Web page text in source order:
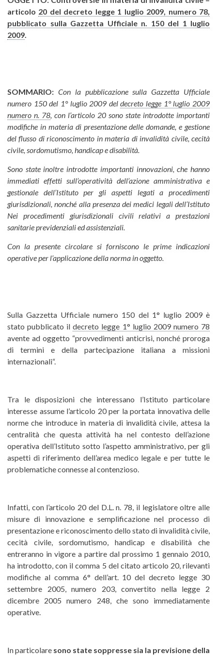
articolo 20 del decreto legge 1 luglio 2009, numero 78,
pubblicato sulla Gazzetta Ufficiale n. 150 del 1 luglio
2009
SOMMARIO: Con la pubblicazione sulla Gazzetta Ufficiale
numero 150 del 1° luglio 2009 deldecreto legge 1° luglio 2009
numero n. 78 , con l’articolo 20 sono state introdotte importanti
modifiche in materia di presentazione delle domande, e gestione
del flusso di riconoscimento in materia di invalidità civile, cecità
civile, sordomutismo, handicap e disabilità.
Sono state inoltre introdotte importanti innovazioni, che hanno
immediati effetti sull’operatività dell’azione amministrativa e
gestionale dell’Istituto per gli aspetti legati a procedimenti
giurisdizionali, nonché alla presenza dei medici legali dell’Istituto
Nei procedimenti giurisdizionali civili relativi a prestazioni
sanitarie previdenziali ed assistenziali.
Con la presente circolare si forniscono le prime indicazioni
operative per l’applicazione della norma in oggetto.
Sulla Gazzetta Ufficiale numero 150 del 1° luglio 2009 è
stato pubblicato ildecreto legge 1° luglio 2009 numero 78
avente ad oggetto “provvedimenti anticrisi, nonché proroga
di termini e della partecipazione italiana a missioni
internazionali“.
Tra le disposizioni che interessano l’Istituto particolare
interesse assume l’articolo 20 per la portata innovativa delle
norme che introduce in materia di invalidità civile, attesa la
centralità che questa attività ha nel contesto dell’azione
operativa dell’Istituto sotto l’aspetto amministrativo, per gli
aspetti di riferimento dell’area medico legale e per tutte le
problematiche connesse al contenzioso.
Infatti, con l’articolo 20 del D.L. n. 78, il legislatore oltre alle
misure di innovazione e semplificazione nel processo di
presentazione e riconoscimento dello stato di invalidità civile,
cecità civile, sordomutismo, handicap e disabilità che
entreranno in vigore a partire dal prossimo 1 gennaio 2010,
ha introdotto, con il comma 5 del citato articolo 20, rilevanti
modifiche al comma 6° dell’art. 10 del decreto legge 30
settembre 2005, numero 203, convertito nella legge 2
dicembre 2005 numero 248, che sono immediatamente
operative.
In particolare sono state soppresse sia la previsione della